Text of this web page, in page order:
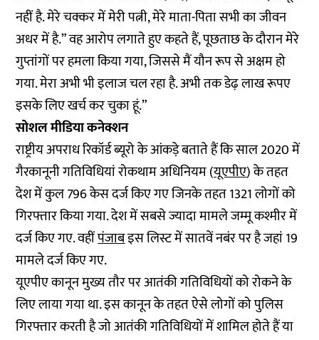
नहीं है. मेरे चक्कर में मेरी पत्नी, मेरे माता-पिता सभी का जीवन
अधर में है.” वह आरोप लगाते हुए कहते हैं, पूछताछ के दौरान मेरे
गुप्तांगों पर हमला किया गया, जिससे मैं यौन रूप से अक्षम हो
गया. मेरा अभी भी इलाज चल रहा है. अभी तक डेढ़ लाख रूपए
इसके लिए खर्च कर चुका हूं.”
सोशल मीडिया कनेक्शन
राष्ट्रीय अपराध रिकॉर्ड ब्यूरो के आंकड़े बताते हैं कि साल 2020 में
गैरकानूनी गतिविधियां रोकथाम अधिनियम (यूएपीए) के तहत
देश में कुल 796 केस दर्ज किए गए जिनके तहत 1321 लोगों को
गिरफ्तार किया गया. देश में सबसे ज्यादा मामले जम्मू कश्मीर में
दर्ज किए गए. वहींपंजाबइस लिस्ट में सातवें नबंर पर है जहां 19
मामले दर्ज किए गए.
यूएपीए कानून मुख्य तौर पर आतंकी गतिविधियों को रोकने के
लिए लाया गया था. इस कानून के तहत ऐसे लोगों को पुलिस
गिरफ्तार करती है जो आतंकी ग​तिविधियों में शामिल होते हैं या